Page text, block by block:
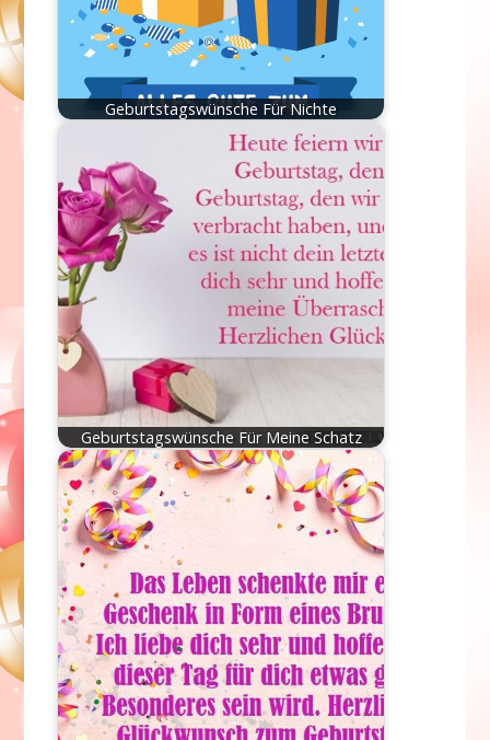
Geburtstagswünsche Für Nichte
Geburtstagswünsche Für Meine Schatz